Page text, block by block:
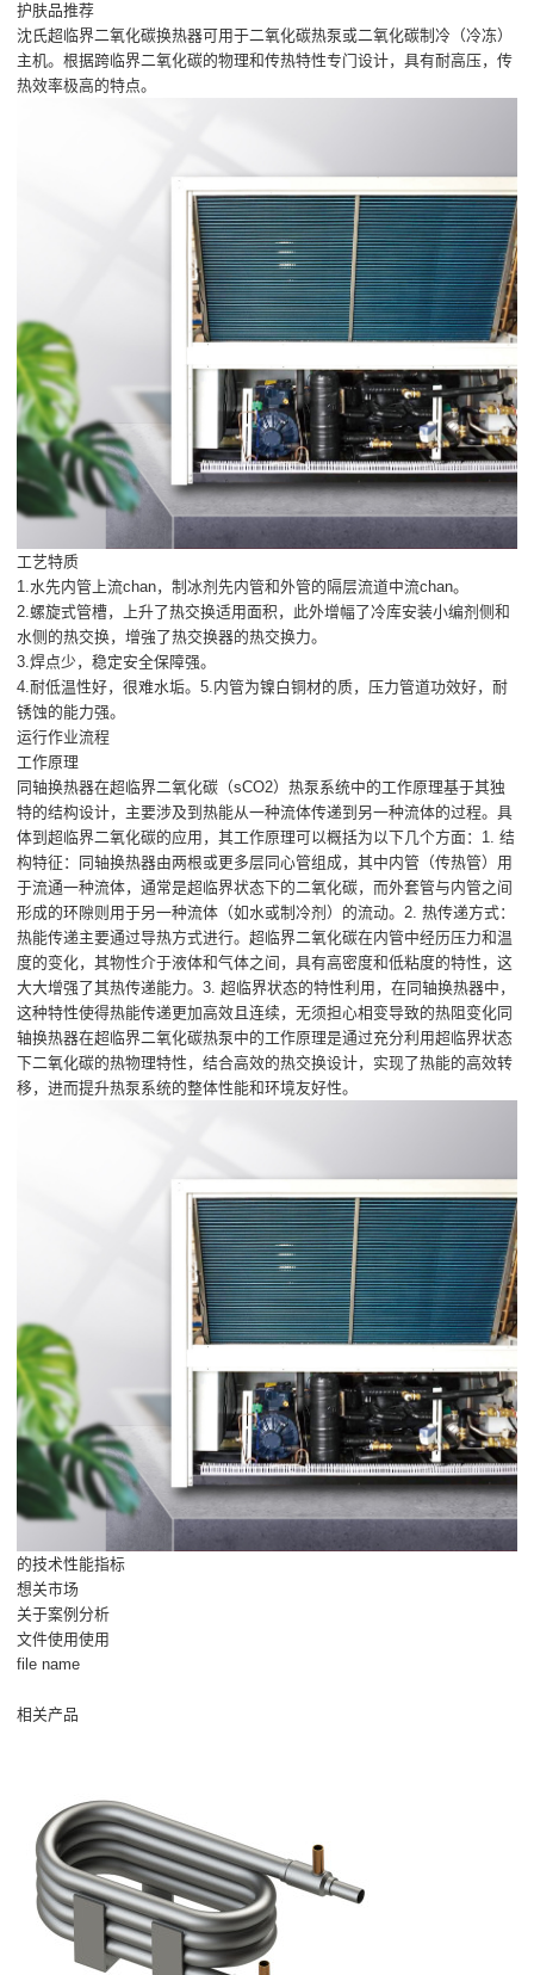
护肤品推荐
沈氏超临界二氧化碳换热器可用于二氧化碳热泵或二氧化碳制冷（冷冻）
主机。根据跨临界二氧化碳的物理和传热特性专门设计，具有耐高压，传
热效率极高的特点。
工艺特质
1.水先内管上流chan，制冰剂先内管和外管的隔层流道中流chan。
2.螺旋式管槽，上升了热交换适用面积，此外增幅了冷库安装小编剂侧和
水侧的热交换，增強了热交换器的热交换力。
3.焊点少，稳定安全保障强。
4.耐低温性好，很难水垢。5.内管为镍白铜材的质，压力管道功效好，耐
锈蚀的能力强。
运行作业流程
工作原理
同轴换热器在超临界二氧化碳（sCO2）热泵系统中的工作原理基于其独
特的结构设计，主要涉及到热能从一种流体传递到另一种流体的过程。具
体到超临界二氧化碳的应用，其工作原理可以概括为以下几个方面：1. 结
构特征：同轴换热器由两根或更多层同心管组成，其中内管（传热管）用
于流通一种流体，通常是超临界状态下的二氧化碳，而外套管与内管之间
形成的环隙则用于另一种流体（如水或制冷剂）的流动。2. 热传递方式：
热能传递主要通过导热方式进行。超临界二氧化碳在内管中经历压力和温
度的变化，其物性介于液体和气体之间，具有高密度和低粘度的特性，这
大大增强了其热传递能力。3. 超临界状态的特性利用，在同轴换热器中，
这种特性使得热能传递更加高效且连续，无须担心相变导致的热阻变化同
轴换热器在超临界二氧化碳热泵中的工作原理是通过充分利用超临界状态
下二氧化碳的热物理特性，结合高效的热交换设计，实现了热能的高效转
移，进而提升热泵系统的整体性能和环境友好性。
的技术性能指标
想关市场
关于案例分析
文件使用使用
file name
相关产品